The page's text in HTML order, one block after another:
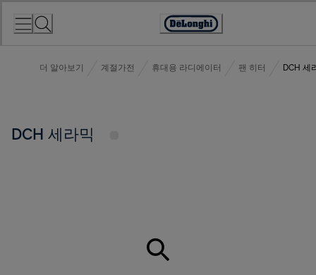
Accessibility
더 알아보기 계절가전 휴대용 라디에이터 팬 히터 DCH 세
DCH 세라믹